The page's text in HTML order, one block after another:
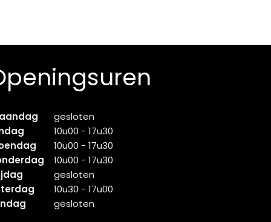
gesloten
10u00 - 17u30
10u00 - 17u30
10u00 - 17u30
gesloten
10u30 - 17u00
gesloten